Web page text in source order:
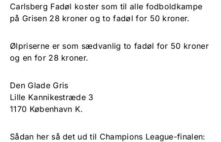
Carlsberg Fadøl koster som til alle fodboldkampe
på Grisen 28 kroner og to fadøl for 50 kroner.
Ølpriserne er som sædvanlig to fadøl for 50 kroner
og en for 28 kroner.
Den Glade Gris
Lille Kannikestræde 3
1170 København K.
Sådan her så det ud til Champions League-finalen: